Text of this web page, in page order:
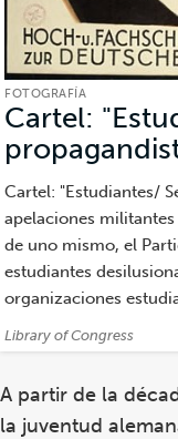
FOTOGRAFÍA
Cartel:
Cartel: "Estudiantes/
apelaciones
de uno mismo, el
estudiantes
organizaciones
Créditos:
Library of Congress
A partir de la
la juventud